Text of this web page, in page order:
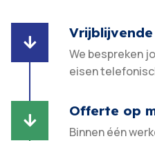

We bespreken
eisen

Offerte op
Binnen één